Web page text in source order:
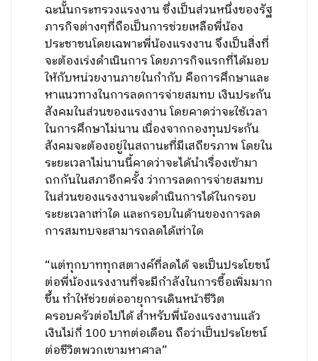
ฉะนั้นกระทรวงแรงงาน ซึ่งเป็นส่วนหนึ่งของรัฐ
ภารกิจต่างๆที่ถือเป็นการช่วยเหลือพี่น้อง
ประชาชนโดยเฉพาะพี่น้องแรงงาน จึงเป็นสิ่งที่
จะต้องเร่งดำเนินการ โดยภารกิจแรกที่ได้มอบ
ให้กับหน่วยงานภายในกำกับ คือการศึกษาและ
หาแนวทางในการลดการจ่ายสมทบ เงินประกัน
สังคมในส่วนของแรงงาน โดยคาดว่าจะใช้เวลา
ในการศึกษาไม่นาน เนื่องจากกองทุนประกัน
สังคมจะต้องอยู่ในสถานะที่มีเสถียรภาพ โดยใน
ระยะเวลาไม่นานนี้คาดว่าจะได้นำเรื่องเข้ามา
ถกกันในสภาอีกครั้ง ว่าการลดการจ่ายสมทบ
ในส่วนของแรงงานจะดำเนินการได้ในกรอบ
ระยะเวลาเท่าใด และกรอบในด้านของการลด
การสมทบจะสามารถลดได้เท่าใด
“แต่ทุกบาททุกสตางค์ที่ลดได้ จะเป็นประโยชน์
ต่อพี่น้องแรงงานที่จะมีกำลังในการซื้อเพิ่มมาก
ขึ้น ทำให้ช่วยต่ออายุการเดินหน้าชีวิต
ครอบครัวต่อไปได้ สำหรับพี่น้องแรงงานแล้ว
เงินไม่กี่ 100 บาทต่อเดือน ถือว่าเป็นประโยชน์
ต่อชีวิตพวกเขามหาศาล”